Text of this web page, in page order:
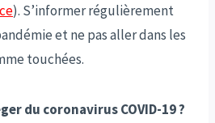
). S’informer régulièrement
et ne pas aller dans les
touchées.
du coronavirus COVID-19 ?